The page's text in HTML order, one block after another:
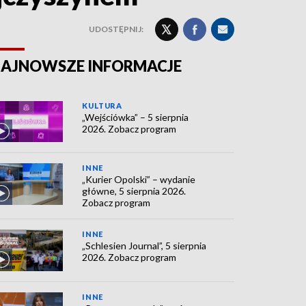
UDOSTĘPNIJ:
INFORMACJE
KULTURA
„Wejściówka” – 5 sierpnia
2026. Zobacz program
INNE
„Kurier Opolski” – wydanie
główne, 5 sierpnia 2026.
Zobacz program
INNE
„Schlesien Journal”, 5 sierpnia
2026. Zobacz program
INNE